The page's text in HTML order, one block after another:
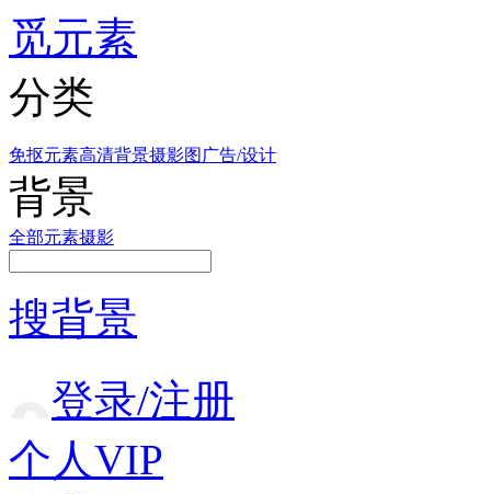
觅元素
分类
免抠元素高清背景摄影图 广告/设计
背景
全部元素摄影
搜背景
登录/注册
个人VIP